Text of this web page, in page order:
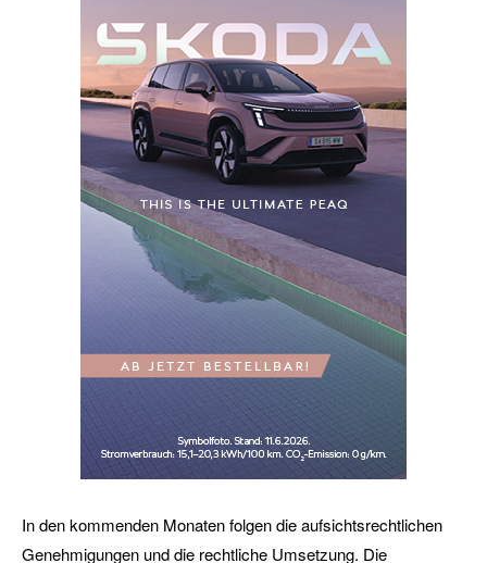
In den kommenden Monaten folgen die aufsichtsrechtlichen
Genehmigungen und die rechtliche Umsetzung. Die